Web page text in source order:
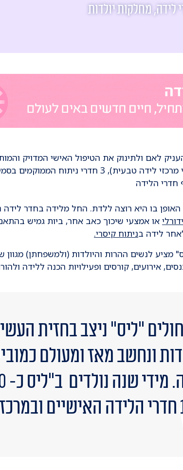
לידה, מחלקות יולדות
הלידה האישיים (בהם שני מרכזי לידה טבעית), 3
חדרי הלידה
בו היא רוצה ללדת. החל מלידה בחדר לידה
או אמצעי שיכוך כאב אחר, ביות גמיש
לידה בניתוח קיסרי.
מציע לנשים ההרות והיולדות (ולמשפחתן) מגוון
אירועים, קורסים ופעילויות הכנה ללידה
"ליס" ניצב בחזית
ונחשב מאז ומעולם